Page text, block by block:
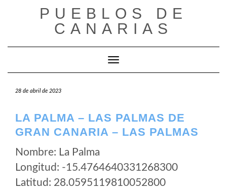
PUEBLOS DE
CANARIAS
Cambiar modo de navegación
28 de abril de 2023
LA PALMA – LAS PALMAS DE
GRAN CANARIA – LAS PALMAS
Nombre: La Palma
Longitud: -15.4764640331268300
Latitud: 28.0595119810052800